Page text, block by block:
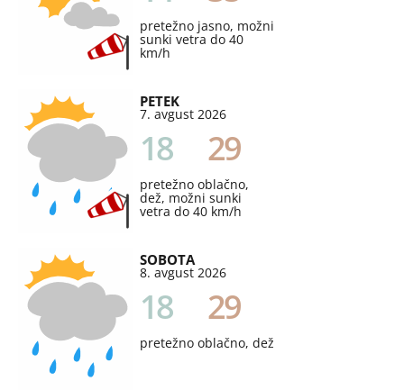
pretežno jasno, možni
sunki vetra do 40
km/h
PETEK
7. avgust 2026
18 29
pretežno oblačno,
dež, možni sunki
vetra do 40 km/h
SOBOTA
8. avgust 2026
18 29
pretežno oblačno, dež